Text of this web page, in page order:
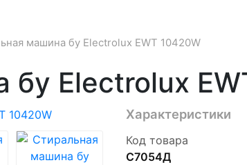
машина бу Electrolux EWT 10420W
Electrolux
Характеристики
Код товара
С7054Д